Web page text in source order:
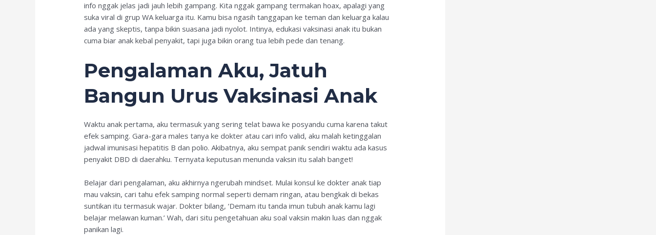
info nggak jelas jadi jauh lebih gampang. Kita nggak gampang termakan hoax, apalagi yang
suka viral di grup WA keluarga itu. Kamu bisa ngasih tanggapan ke teman dan keluarga kalau
ada yang skeptis, tanpa bikin suasana jadi nyolot. Intinya, edukasi vaksinasi anak itu bukan
cuma biar anak kebal penyakit, tapi juga bikin orang tua lebih pede dan tenang.
Pengalaman Aku, Jatuh
Bangun Urus Vaksinasi Anak
Waktu anak pertama, aku termasuk yang sering telat bawa ke posyandu cuma karena takut
efek samping. Gara-gara males tanya ke dokter atau cari info valid, aku malah ketinggalan
jadwal imunisasi hepatitis B dan polio. Akibatnya, aku sempat panik sendiri waktu ada kasus
penyakit DBD di daerahku. Ternyata keputusan menunda vaksin itu salah banget!
Belajar dari pengalaman, aku akhirnya ngerubah mindset. Mulai konsul ke dokter anak tiap
mau vaksin, cari tahu efek samping normal seperti demam ringan, atau bengkak di bekas
suntikan itu termasuk wajar. Dokter bilang, ‘Demam itu tanda imun tubuh anak kamu lagi
belajar melawan kuman.’ Wah, dari situ pengetahuan aku soal vaksin makin luas dan nggak
panikan lagi.